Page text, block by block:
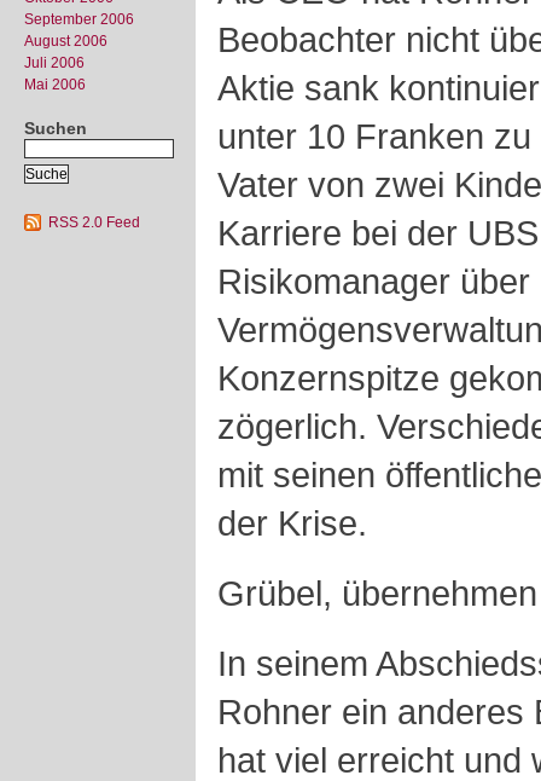
September 2006
August 2006
Juli 2006
Mai 2006
Suchen
RSS 2.0 Feed
Beobachter nicht
Aktie sank
unter 10 Franken
Vater von zwei
Karriere bei der
Risikomanager
Konzernspitze
zögerlich.
mit seinen
der Krise.
Grübel,
In seinem
Rohner ein anderes
hat viel erreicht und